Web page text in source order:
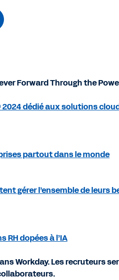
Forward Through the
dédié aux solutions
partout dans le monde
gérer l’ensemble de leurs
dopées à l’IA
Workday. Les recruteurs